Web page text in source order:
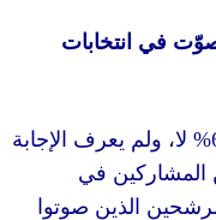
الإجابة
في
صوتوا